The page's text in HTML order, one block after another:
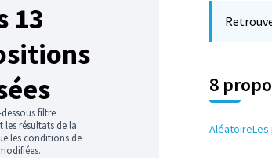
13
filtre
résultats de la
les conditions de
8
AléatoireLes